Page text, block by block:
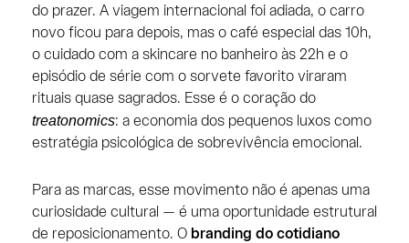
do prazer. A viagem internacional foi adiada, o carro
novo ficou para depois, mas o café especial das 10h,
o cuidado com a skincare no banheiro às 22h e o
episódio de série com o sorvete favorito viraram
rituais quase sagrados. Esse é o coração do
treatonomics: a economia dos pequenos luxos como
estratégia psicológica de sobrevivência emocional.
Para as marcas, esse movimento não é apenas uma
curiosidade cultural — é uma oportunidade estrutural
de reposicionamento. O branding do cotidiano